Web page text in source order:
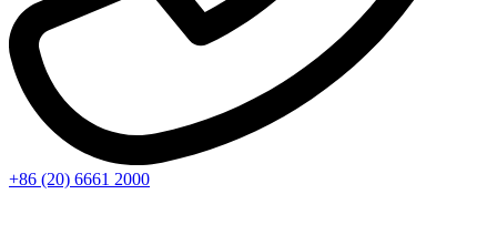
+86 (20) 6661 2000